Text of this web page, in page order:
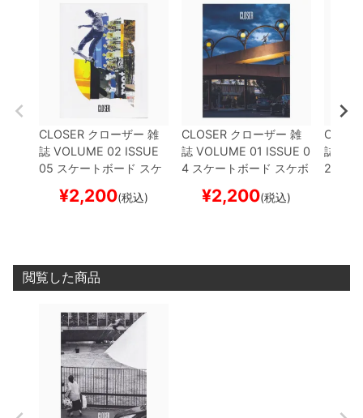
CLOSER クローザー 雑
誌 VOLUME 02 ISSUE
05 スケートボード スケ
¥2,200(税込)
CLOSER クローザー 雑
誌 VOLUME 01 ISSUE 0
4 スケートボード スケボ
¥2,200(税込)
誌
2
閲覧した商品